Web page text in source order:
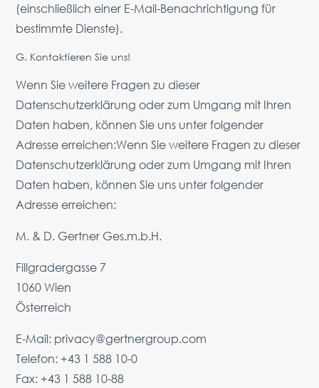
(einschließlich einer E-Mail-Benachrichtigung für
bestimmte Dienste).
G. Kontaktieren Sie uns!
Wenn Sie weitere Fragen zu dieser
Datenschutzerklärung oder zum Umgang mit Ihren
Daten haben, können Sie uns unter folgender
Adresse erreichen:Wenn Sie weitere Fragen zu dieser
Datenschutzerklärung oder zum Umgang mit Ihren
Daten haben, können Sie uns unter folgender
Adresse erreichen:
M. & D. Gertner Ges.m.b.H.
Fillgradergasse 7
1060 Wien
Österreich
E-Mail: privacy@gertnergroup.com
Telefon: +43 1 588 10-0
Fax: +43 1 588 10-88